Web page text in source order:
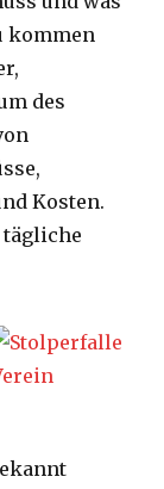
kommen
des
Kosten.